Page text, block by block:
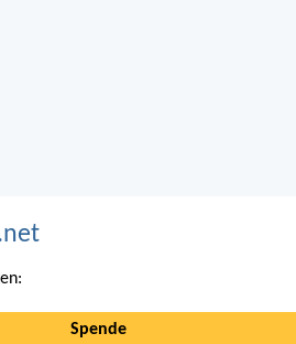
Spende